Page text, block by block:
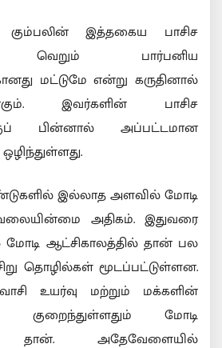
இத்தகைய பாசிச
வெறும் பார்பனிய
மட்டுமே என்று கருதினால்
இவர்களின் பாசிச
பின்னால் அப்பட்டமான
இல்லாத அளவில் மோடி
அதிகம். இதுவரை
ஆட்சிகாலத்தில் தான் பல
தொழில்கள் மூடப்பட்டுள்ளன.
உயர்வு மற்றும் மக்களின்
குறைந்துள்ளதும் மோடி
தான். அதேவேளையில்